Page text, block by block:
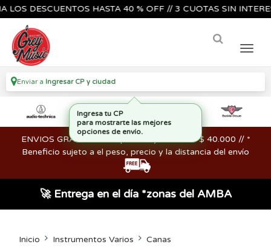
DESCUENTOS HASTA 40 % OFF // 3 CUOTAS SIN
Enviar a Ingresar CP y ciudad
ENVIOS GRATIS en compras mayores a los $ 40.000 // *
Beneficio sujeto a el peso, precio y la distancia del envío
🚀 Entrega en el día *zonas del AMBA
Inicio Instrumentos Varios Canas